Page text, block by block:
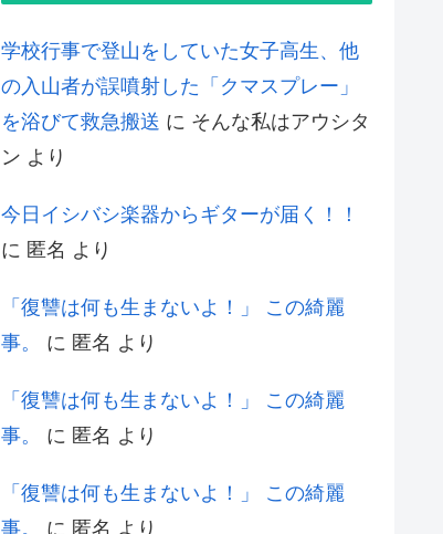
学校行事で登山をしていた女子高生、他
の入山者が誤噴射した「クマスプレー」
を浴びて救急搬送 に そんな私はアウシタ
ン より
今日イシバシ楽器からギターが届く！！
に 匿名 より
「復讐は何も生まないよ！」 この綺麗
事。
に 匿名 より
「復讐は何も生まないよ！」 この綺麗
事。
に 匿名 より
「復讐は何も生まないよ！」 この綺麗
事。
に 匿名 より